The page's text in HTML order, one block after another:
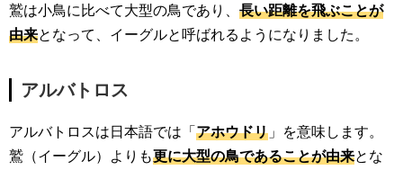
鷲は小鳥に比べて大型の鳥であり、 長い距離を飛ぶことが
由来となって、イーグルと呼ばれるようになりました。
アルバトロス
アルバトロスは日本語では「アホウドリ 」を意味します。
鷲（イーグル）よりも更に大型の鳥であることが由来とな